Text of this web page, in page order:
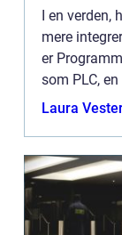
I en verden,
mere
er
som PLC,
designet til
Laura